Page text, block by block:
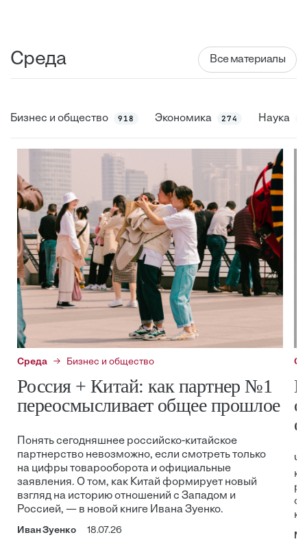
Среда Все материалы
Бизнес и общество 918 Экономика 274 Наука
Среда Бизнес и общество
Россия + Китай: как партнер №1
переосмысливает общее прошлое
Понять сегодняшнее российско-китайское
партнерство невозможно, если смотреть только
на цифры товарооборота и официальные
заявления. О том, как Китай формирует новый
взгляд на историю отношений с Западом и
Россией, — в новой книге Ивана Зуенко.
Иван Зуенко 18.07.26